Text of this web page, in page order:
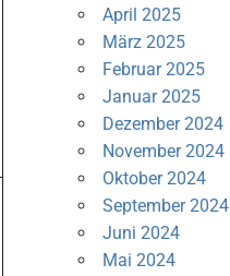
April 2025
März 2025
Februar 2025
Januar 2025
Dezember 2024
November 2024
Oktober 2024
September 2024
Juni 2024
Mai 2024